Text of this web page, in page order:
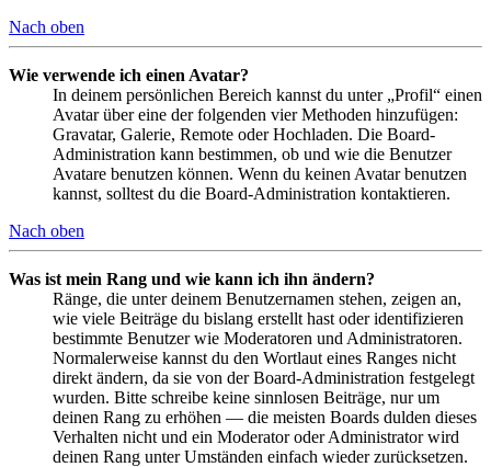
Nach oben
Wie verwende ich einen Avatar?
In deinem persönlichen Bereich kannst du unter „Profil“ einen
Avatar über eine der folgenden vier Methoden hinzufügen:
Gravatar, Galerie, Remote oder Hochladen. Die Board-
Administration kann bestimmen, ob und wie die Benutzer
Avatare benutzen können. Wenn du keinen Avatar benutzen
kannst, solltest du die Board-Administration kontaktieren.
Nach oben
Was ist mein Rang und wie kann ich ihn ändern?
Ränge, die unter deinem Benutzernamen stehen, zeigen an,
wie viele Beiträge du bislang erstellt hast oder identifizieren
bestimmte Benutzer wie Moderatoren und Administratoren.
Normalerweise kannst du den Wortlaut eines Ranges nicht
direkt ändern, da sie von der Board-Administration festgelegt
wurden. Bitte schreibe keine sinnlosen Beiträge, nur um
deinen Rang zu erhöhen — die meisten Boards dulden dieses
Verhalten nicht und ein Moderator oder Administrator wird
deinen Rang unter Umständen einfach wieder zurücksetzen.